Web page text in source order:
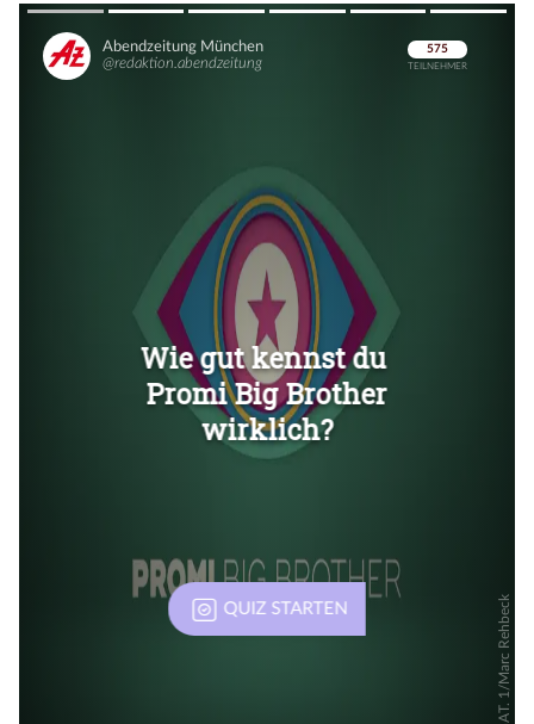
Überspringen
Überspringen